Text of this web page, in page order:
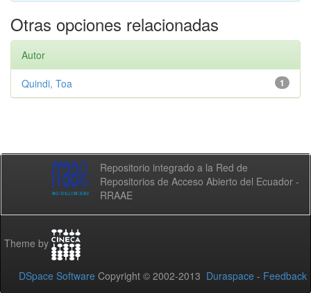
Otras opciones relacionadas
Autor
1
Quindi, Toa
Repositorio integrado a la Red de
Repositorios de Acceso Abierto del Ecuador -
RRAAE
Theme by
DSpace Software Copyright © 2002-2013 Duraspace - Feedback